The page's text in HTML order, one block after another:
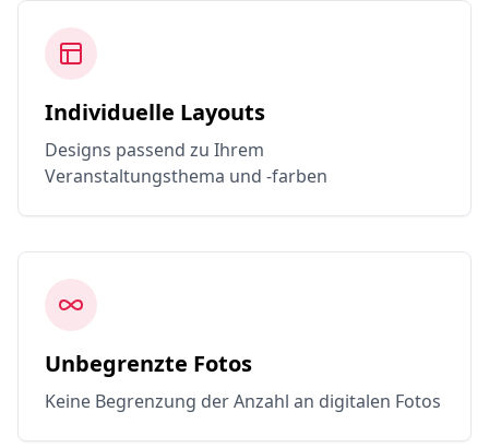
Individuelle Layouts
Designs passend zu Ihrem
Veranstaltungsthema und -farben
Unbegrenzte Fotos
Keine Begrenzung der Anzahl an digitalen Fotos